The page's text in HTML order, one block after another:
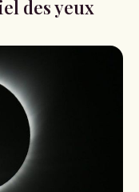
des yeux